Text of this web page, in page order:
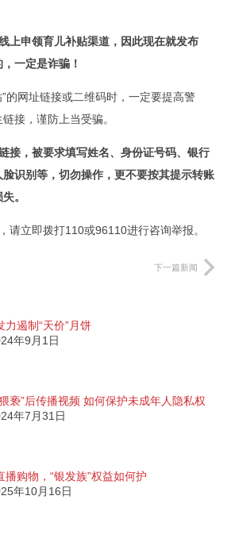
上申领育儿补贴渠道，因此现在就发布
一定是诈骗！
的网址链接或二维码时，一定要提高警
接，谨防上当受骗。
接，被要求填写姓名、身份证号码、银行
识别等，切勿操作，更不要按其提示转账
。
立即拨打110或96110进行咨询举报。
下一篇新闻
力遏制“天价”月饼
年9月1日
亵”后传播视频 如何保护未成年人隐私权
年7月31日
播购物，“银发族”权益如何护
年10月16日